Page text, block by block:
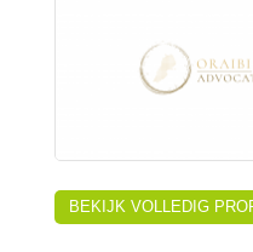
BEKIJK VOLLEDIG